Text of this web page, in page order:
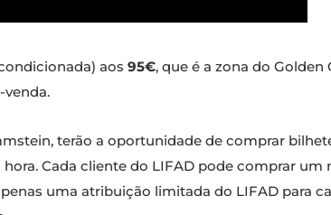
aos 95€, que é a zona do Golden
venda.
terão a oportunidade de comprar
Cada cliente do LIFAD pode comprar
uma atribuição limitada do LIFAD para